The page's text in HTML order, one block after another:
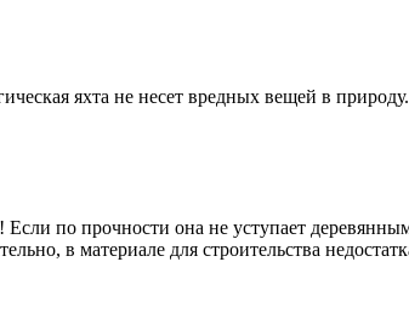
яхта не несет вредных вещей в природу.
по прочности она не уступает
в материале для строительства